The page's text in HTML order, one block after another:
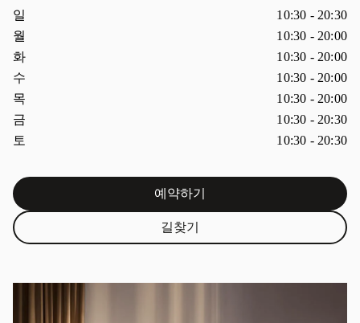
요일
일 10:30 - 20:30
월
10:30 - 20:00
화
10:30 - 20:00
수
10:30 - 20:00
목
10:30 - 20:00
금
10:30 - 20:30
토
10:30 - 20:30
예약하기Link Opens in New Tab
길찾기Link Opens in New Tab